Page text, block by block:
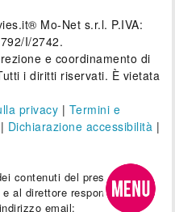
Mo-Net s.r.l. P.IVA:
I/2742.
e coordinamento di
i diritti riservati. È vietata
privacy | Termini e
| Dichiarazione accessibilità |
contenuti del presente sito
al direttore responsabile.
email: